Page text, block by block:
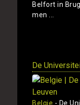
Belfort in
men ...
De
Belgie - De